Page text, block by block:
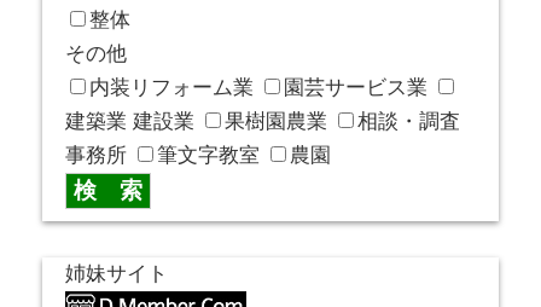
整体
その他
内装リフォーム業
園芸サービス業
建築業 建設業
果樹園農業
相談・調査
事務所
筆文字教室 農園
姉妹サイト